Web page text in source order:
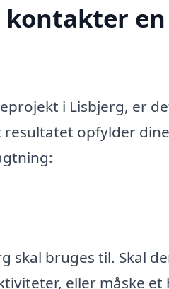
kontakter en
i Lisbjerg, er
opfylder
skal bruges til. Skal
eller måske